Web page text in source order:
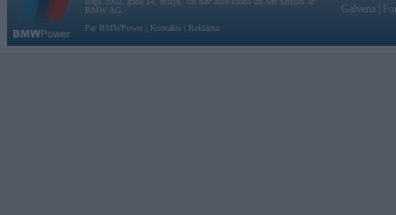
BMW AG.
Par BMWPower
Kontakti Reklāma
Galvena